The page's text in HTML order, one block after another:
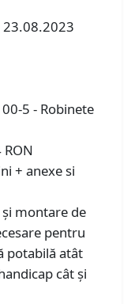
23.08.2023
5 - Robinete
+ anexe si
montare de
pentru
potabilă atât
cât și